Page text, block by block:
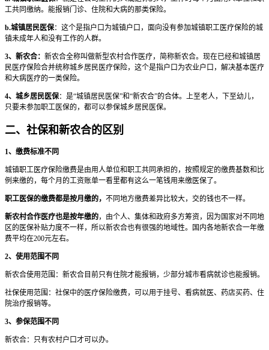
工共同缴纳。能报销门诊、住院和大病的那类保险。
b.城镇居民医保：这个是指户口为城镇户口，面向没有参加城镇职工医疗保险的城
镇未成年人和没有工作的人群。
3、新农合： 新农合全称叫做新型农村合作医疗，简称新农合。现在已经和城镇居
民医疗保险合并统称城乡居民医疗保险，这个是指户口为农业户口，解决基本医疗
和大病医疗的一类保险。
4、城乡居民医保：是“城镇居民医保”和“新农合”的合体。上至老人，下至幼儿，
只要未参加职工医保的，都可以参保城乡居民医保。
二、社保和新农合的区别
1、缴费标准不同
城镇职工医疗保险缴费是由用人单位和职工共同承担的，按照规定的缴费基数和比
例来缴的，每个月的工资账单一看里都有这么一笔钱用来缴医保了。
职工医保的缴费都是按月缴的， 不同地方缴费差异比较大，交的钱也不一样。
新农村合作医疗也是按年缴的，由个人、集体和政府多方筹资，因为国家对不同地
区的医保补贴力度不一样，所以新农合也有很强的地域性。国内各地新农合一年缴
费平均在200元左右。
2、使用范围不同
新农合使用范围：新农合目前只有住院才能报销，少部分城市看病就诊也能报销。
社保使用范围：社保中的医疗保险缴费，可以用于挂号、看病就医、药店买药、住
院治疗报销等。
3、参保范围不同
新农合：只有农村户口才可以办。